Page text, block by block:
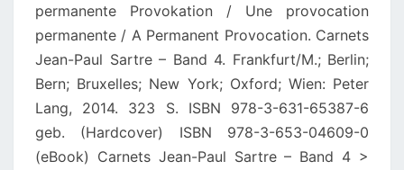
PERMANENTE
/
A
PERMANENT
PROVOCATION.
(CARNETS
JEAN-
permanente Provokation / Une provocation
permanente / A Permanent Provocation. Carnets
Jean-Paul Sartre – Band 4. Frankfurt/M.; Berlin;
Bern; Bruxelles; New York; Oxford; Wien: Peter
Lang, 2014. 323 S. ISBN 978-3-631-65387-6
geb. (Hardcover) ISBN 978-3-653-04609-0
(eBook) Carnets Jean-Paul Sartre – Band 4 >